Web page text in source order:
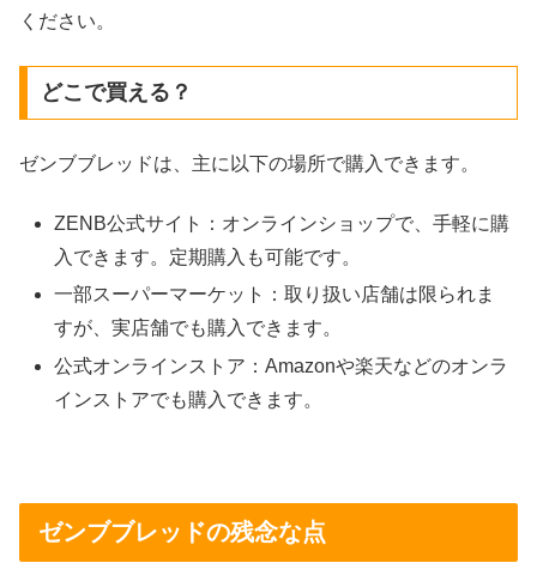
ください。
どこで買える？
ゼンブブレッドは、主に以下の場所で購入できます。
ZENB公式サイト：オンラインショップで、手軽に購
入できます。定期購入も可能です。
一部スーパーマーケット：取り扱い店舗は限られま
すが、実店舗でも購入できます。
公式オンラインストア：Amazonや楽天などのオンラ
インストアでも購入できます。
ゼンブブレッドの残念な点